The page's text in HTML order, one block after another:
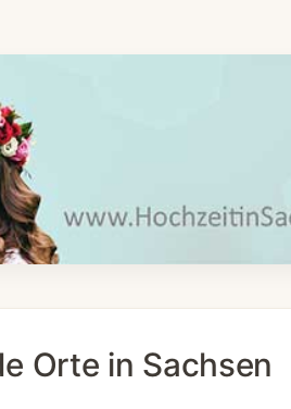
Orte in Sachsen